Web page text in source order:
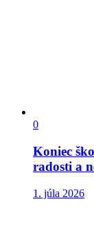
0
Koniec
radosti a
1. júla 2026